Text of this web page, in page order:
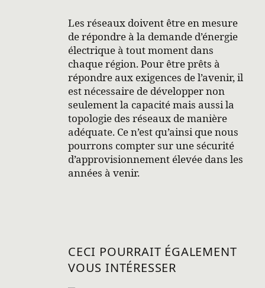
Les réseaux doivent être en mesure
de répondre à la demande d’énergie
électrique à tout moment dans
chaque région. Pour être prêts à
répondre aux exigences de l’avenir, il
est nécessaire de développer non
seulement la capacité mais aussi la
topologie des réseaux de manière
adéquate. Ce n’est qu’ainsi que nous
pourrons compter sur une sécurité
d’approvisionnement élevée dans les
années à venir.
CECI POURRAIT ÉGALEMENT
VOUS INTÉRESSER